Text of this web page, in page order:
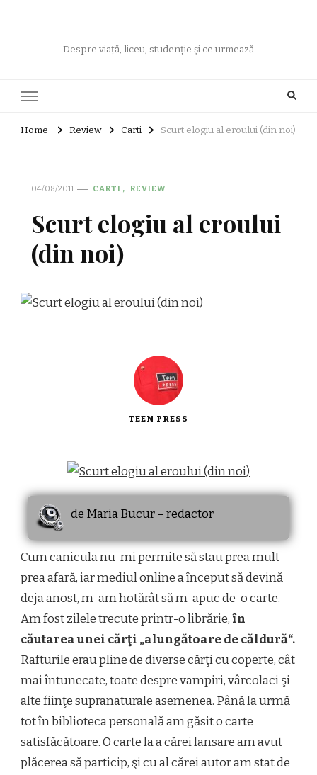
Despre viață, liceu, studenție și ce urmează
Home Review Carti Scurt elogiu al eroului (din noi)
04/08/2011 CARTI REVIEW
Scurt elogiu al eroului
(din noi)
TEEN PRESS
de Maria Bucur – redactor
Cum canicula nu-mi permite să stau prea mult
prea afară, iar mediul online a început să devină
deja anost, m-am hotărât să m-apuc de-o carte.
Am fost zilele trecute printr-o librărie,în
căutarea unei cărţi „alungătoare de căldură“.
Rafturile erau pline de diverse cărţi cu coperte, cât
mai întunecate, toate despre vampiri, vârcolaci şi
alte fiinţe supranaturale asemenea. Până la urmă
tot în biblioteca personală am găsit o carte
satisfăcătoare. O carte la a cărei lansare am avut
plăcerea să particip, şi cu al cărei autor am stat de